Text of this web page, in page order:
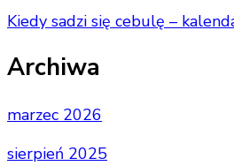
Kiedy sadzi się cebulę –
Archiwa
marzec 2026
sierpień 2025